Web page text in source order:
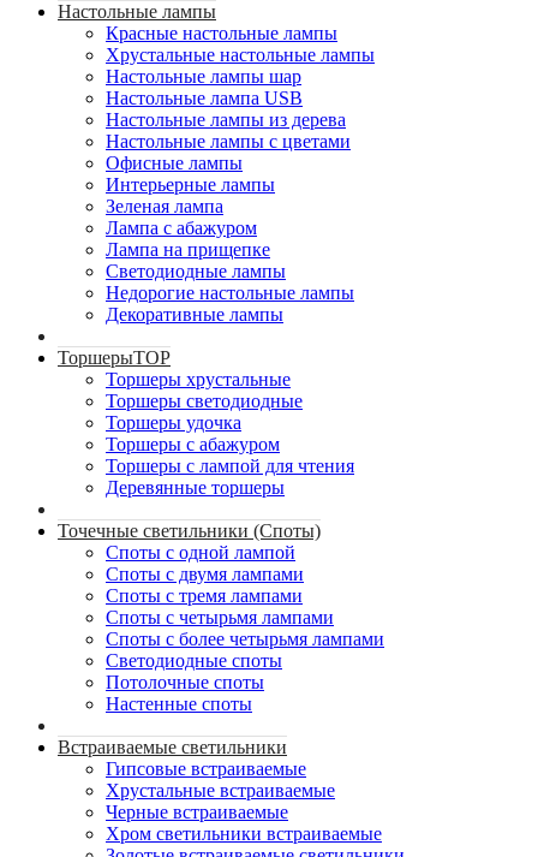
Настольные лампы
Красные настольные лампы
Хрустальные настольные лампы
Настольные лампы шар
Настольные лампа USB
Настольные лампы из дерева
Настольные лампы с цветами
Офисные лампы
Интерьерные лампы
Зеленая лампа
Лампа с абажуром
Лампа на прищепке
Светодиодные лампы
Недорогие настольные лампы
Декоративные лампы
ТоршерыTOP
Торшеры хрустальные
Торшеры светодиодные
Торшеры удочка
Торшеры с абажуром
Торшеры с лампой для чтения
Деревянные торшеры
Точечные светильники (Споты)
Споты с одной лампой
Споты с двумя лампами
Споты с тремя лампами
Споты с четырьмя лампами
Споты с более четырьмя лампами
Светодиодные споты
Потолочные споты
Настенные споты
Встраиваемые светильники
Гипсовые встраиваемые
Хрустальные встраиваемые
Черные встраиваемые
Хром светильники встраиваемые